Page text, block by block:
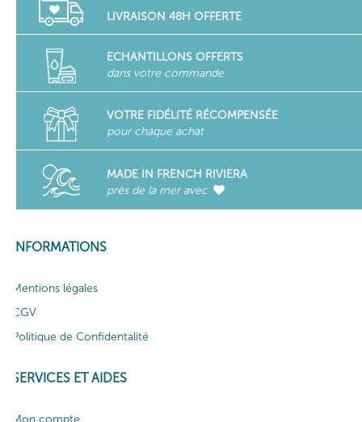
LIVRAISON 48H OFFERTE
ECHANTILLONS OFFERTS
dans votre commande
VOTRE FIDÉLITÉ RÉCOMPENSÉE
pour chaque achat
MADE IN FRENCH RIVIERA
près de la mer avec
INFORMATIONS
Mentions légales
CGV
Politique de Confidentalité
SERVICES ET AIDES
Mon compte